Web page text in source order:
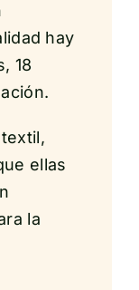
hay
18
ellas
la